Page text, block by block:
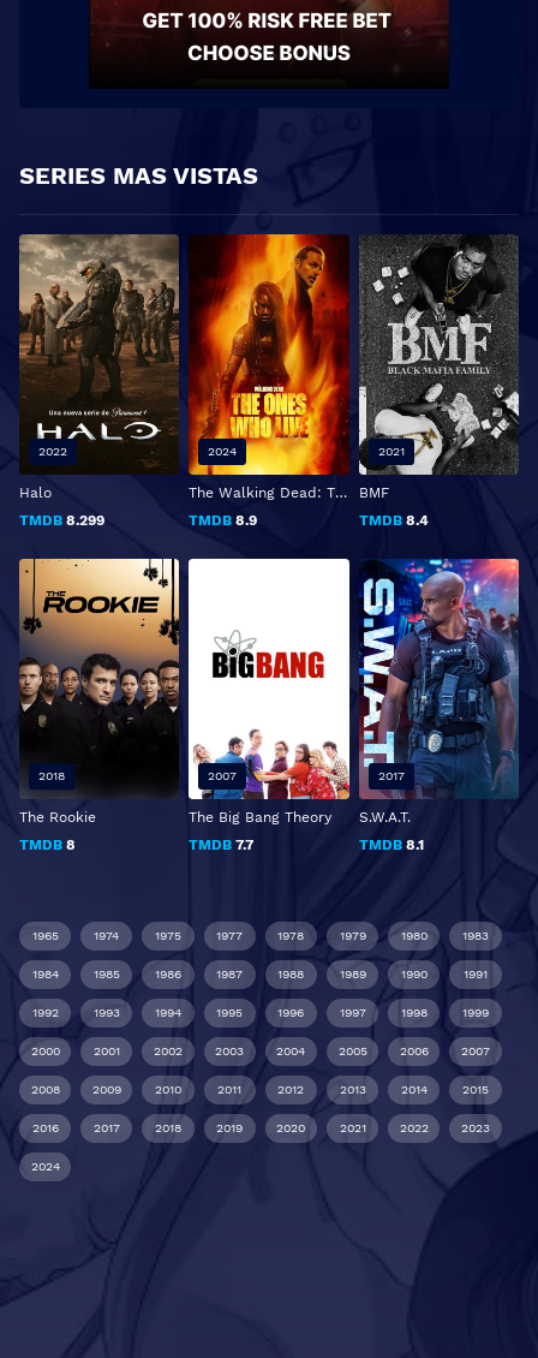
SERIES MAS VISTAS
Halo
TMDB 8.299
2022
The Walking Dead: The Ones Who Live
TMDB 8.9
2024
BMF
TMDB8.4
2021
The Rookie
TMDB 8
2018
The Big Bang Theory
TMDB 7.7
2007
S.W.A.T.
TMDB8.1
2017
1965 1974 1975 1977 1978 1979 1980 1983
1984 1985 1986 1987 1988 1989 1990 1991
1992 1993 1994 1995 1996 1997 1998 1999
2000 2001 2002 2003 2004 2005 2006 2007
2008 2009 2010 2011 2012 2013 2014 2015
2016 2017 2018 2019 2020 2021 2022 2023
2024